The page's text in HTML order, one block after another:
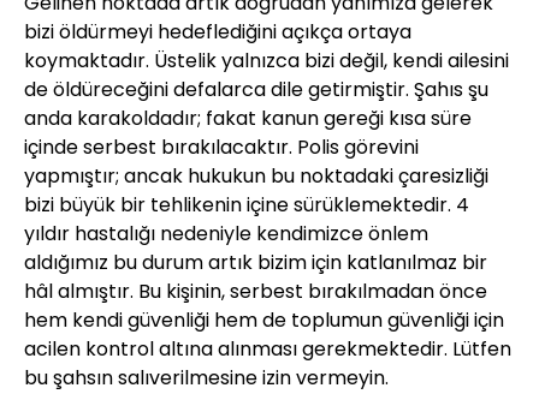
bizi öldürmeyi hedeflediğini açıkça ortaya
koymaktadır. Üstelik yalnızca bizi değil, kendi ailesini
de öldüreceğini defalarca dile getirmiştir. Şahıs şu
anda karakoldadır; fakat kanun gereği kısa süre
içinde serbest bırakılacaktır. Polis görevini
yapmıştır; ancak hukukun bu noktadaki çaresizliği
bizi büyük bir tehlikenin içine sürüklemektedir. 4
yıldır hastalığı nedeniyle kendimizce önlem
aldığımız bu durum artık bizim için katlanılmaz bir
hâl almıştır. Bu kişinin, serbest bırakılmadan önce
hem kendi güvenliği hem de toplumun güvenliği için
acilen kontrol altına alınması gerekmektedir. Lütfen
bu şahsın salıverilmesine izin vermeyin.